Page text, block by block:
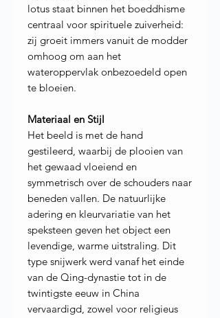
lotus staat binnen het boeddhisme
centraal voor spirituele zuiverheid:
zij groeit immers vanuit de modder
omhoog om aan het
wateroppervlak onbezoedeld open
te bloeien.
Materiaal en Stijl
Het beeld is met de hand
gestileerd, waarbij de plooien van
het gewaad vloeiend en
symmetrisch over de schouders naar
beneden vallen. De natuurlijke
adering en kleurvariatie van het
speksteen geven het object een
levendige, warme uitstraling. Dit
type snijwerk werd vanaf het einde
van de Qing-dynastie tot in de
twintigste eeuw in China
vervaardigd, zowel voor religieus